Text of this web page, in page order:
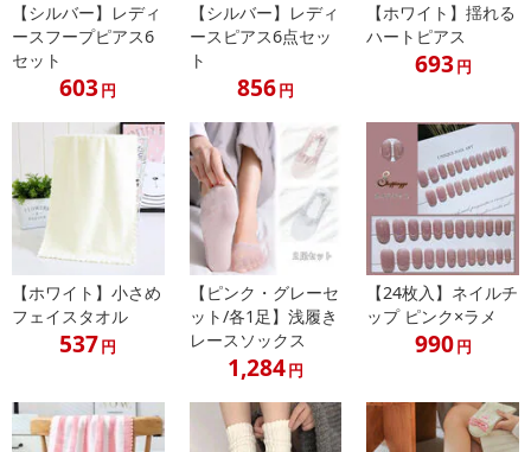
【シルバー】レディ
ースフープピアス6
セット
603円
【シルバー】レディ
ースピアス6点セッ
ト
856円
【ホワイト】揺れる
ハートピアス
693円
【ホワイト】小さめ
フェイスタオル
537円
【ピンク・グレーセ
ット/各1足】浅履き
レースソックス
1,284円
【24枚入】ネイルチ
ップ ピンク×ラメ
990円